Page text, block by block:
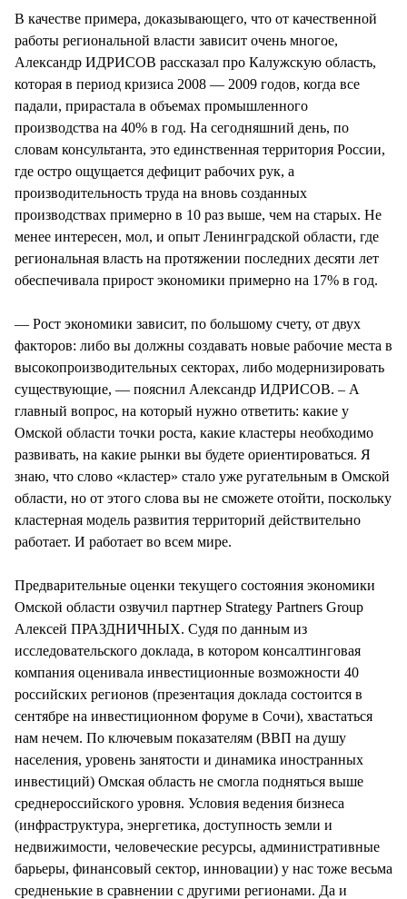
В качестве примера, доказывающего, что от качественной
работы региональной власти зависит очень многое,
Александр ИДРИСОВ рассказал про Калужскую область,
которая в период кризиса 2008 — 2009 годов, когда все
падали, прирастала в объемах промышленного
производства на 40% в год. На сегодняшний день, по
словам консультанта, это единственная территория России,
где остро ощущается дефицит рабочих рук, а
производительность труда на вновь созданных
производствах примерно в 10 раз выше, чем на старых. Не
менее интересен, мол, и опыт Ленинградской области, где
региональная власть на протяжении последних десяти лет
обеспечивала прирост экономики примерно на 17% в год.
— Рост экономики зависит, по большому счету, от двух
факторов: либо вы должны создавать новые рабочие места в
высокопроизводительных секторах, либо модернизировать
существующие, — пояснил Александр ИДРИСОВ. – А
главный вопрос, на который нужно ответить: какие у
Омской области точки роста, какие кластеры необходимо
развивать, на какие рынки вы будете ориентироваться. Я
знаю, что слово «кластер» стало уже ругательным в Омской
области, но от этого слова вы не сможете отойти, поскольку
кластерная модель развития территорий действительно
работает. И работает во всем мире.
Предварительные оценки текущего состояния экономики
Омской области озвучил партнер Strategy Partners Group
Алексей ПРАЗДНИЧНЫХ. Судя по данным из
исследовательского доклада, в котором консалтинговая
компания оценивала инвестиционные возможности 40
российских регионов (презентация доклада состоится в
сентябре на инвестиционном форуме в Сочи), хвастаться
нам нечем. По ключевым показателям (ВВП на душу
населения, уровень занятости и динамика иностранных
инвестиций) Омская область не смогла подняться выше
среднероссийского уровня. Условия ведения бизнеса
(инфраструктура, энергетика, доступность земли и
недвижимости, человеческие ресурсы, административные
барьеры, финансовый сектор, инновации) у нас тоже весьма
средненькие в сравнении с другими регионами. Да и